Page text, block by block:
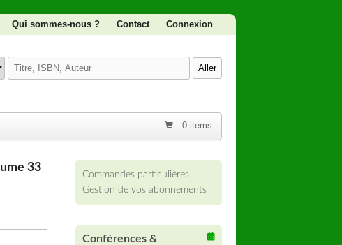
Qui sommes-nous ? Contact Connexion
0 items
33
Commandes particulières
Gestion de vos abonnements
Conférences &